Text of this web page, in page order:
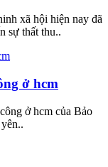
xã hội hiện nay đã
sự thất thu..
ở hcm
ở hcm của Bảo